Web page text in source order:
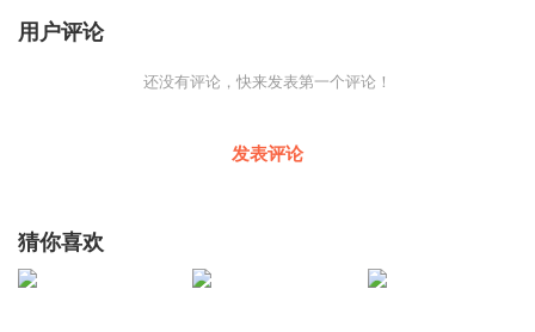
用户评论
还没有评论，快来发表第一个评论！
发表评论
猜你喜欢